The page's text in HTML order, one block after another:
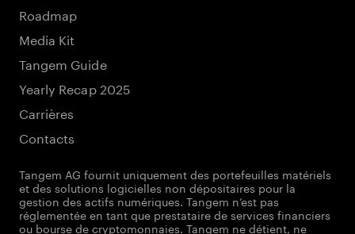
Roadmap
Media Kit
Tangem Guide
Yearly Recap 2025
Carrières
Contacts
Tangem AG fournit uniquement des portefeuilles matériels
et des solutions logicielles non dépositaires pour la
gestion des actifs numériques. Tangem n’est pas
réglementée en tant que prestataire de services financiers
ou bourse de cryptomonnaies. Tangem ne détient, ne